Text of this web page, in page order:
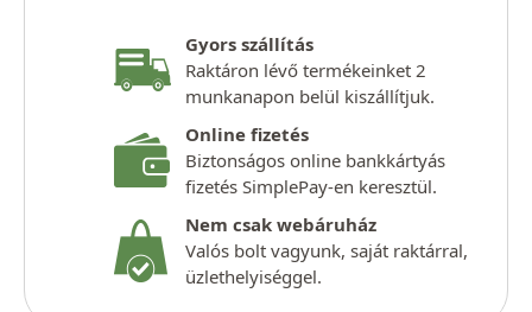
Gyors szállítás
Raktáron lévő termékeinket 2
munkanapon belül kiszállítjuk.
Online fizetés
Biztonságos online bankkártyás
fizetés SimplePay-en keresztül.
Nem csak webáruház
Valós bolt vagyunk, saját raktárral,
üzlethelyiséggel.